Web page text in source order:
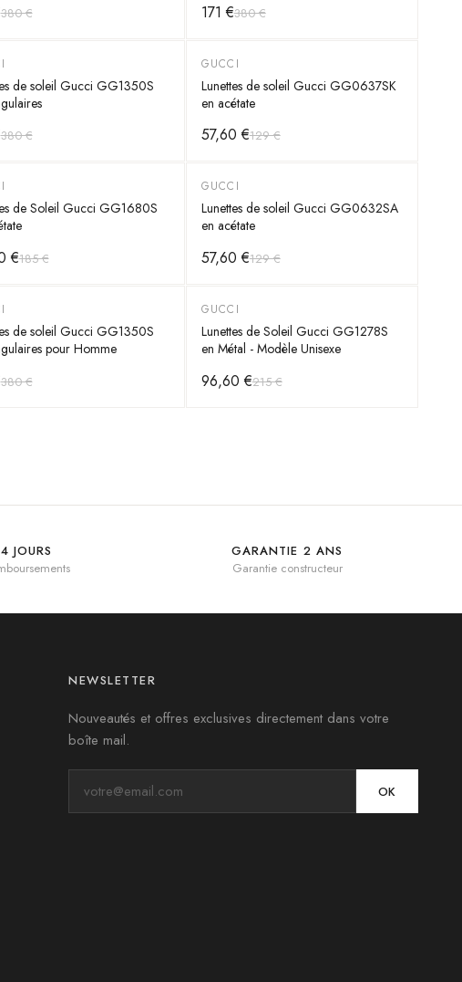
380 € 171 €380 €
de soleil Gucci GG1350S
380 €
-55%
GUCCI
Lunettes de soleil Gucci GG0637SK
en acétate
57,60 €129 €
de Soleil Gucci GG1680S
€185 €
-55%
GUCCI
Lunettes de soleil Gucci GG0632SA
en acétate
57,60 €129 €
de soleil Gucci GG1350S
pour Homme
380 €
-55%
GUCCI
Lunettes de Soleil Gucci GG1278S
en Métal - Modèle Unisexe
96,60 €215 €
JOURS
GARANTIE 2 ANS
Garantie constructeur
NEWSLETTER
Nouveautés et offres exclusives directement dans votre
boîte mail.
OK